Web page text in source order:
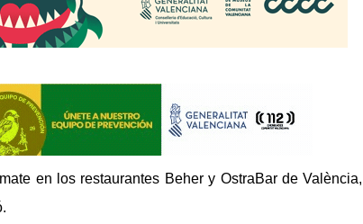
en los restaurantes Beher y OstraBar de València,